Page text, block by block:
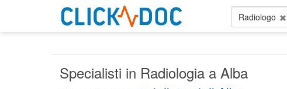
Radiologo
Specialisti in Radiologia a Alba